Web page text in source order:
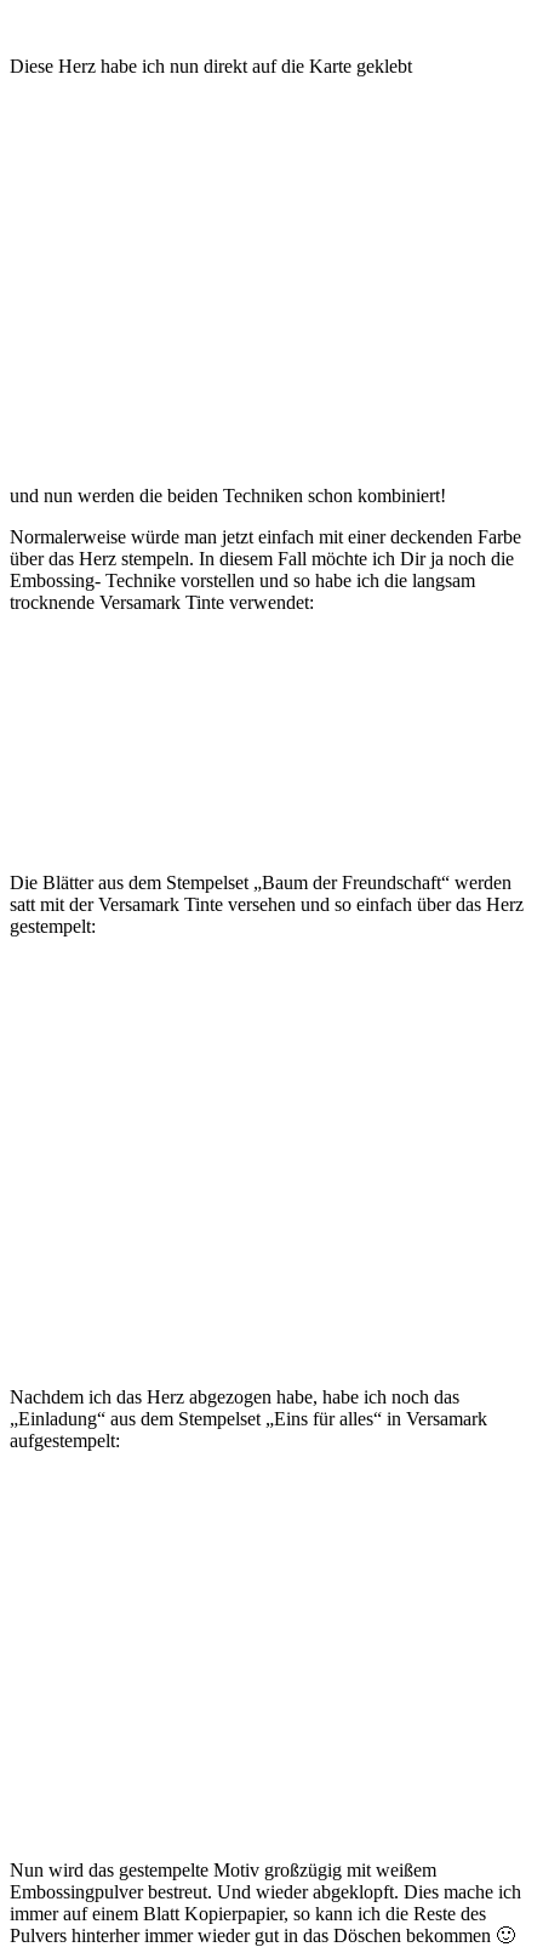
Diese Herz habe ich nun direkt auf die Karte geklebt
und nun werden die beiden Techniken schon kombiniert!
Normalerweise würde man jetzt einfach mit einer deckenden Farbe
über das Herz stempeln. In diesem Fall möchte ich Dir ja noch die
Embossing- Technike vorstellen und so habe ich die langsam
trocknende Versamark Tinte verwendet:
Die Blätter aus dem Stempelset „Baum der Freundschaft“ werden
satt mit der Versamark Tinte versehen und so einfach über das Herz
gestempelt:
Nachdem ich das Herz abgezogen habe, habe ich noch das
„Einladung“ aus dem Stempelset „Eins für alles“ in Versamark
aufgestempelt:
Nun wird das gestempelte Motiv großzügig mit weißem
Embossingpulver bestreut. Und wieder abgeklopft. Dies mache ich
immer auf einem Blatt Kopierpapier, so kann ich die Reste des
Pulvers hinterher immer wieder gut in das Döschen bekommen 🙂